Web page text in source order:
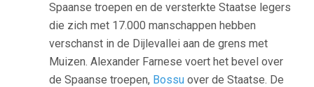
Spaanse troepen en de versterkte Staatse legers
die zich met 17.000 manschappen hebben
verschanst in de Dijlevallei aan de grens met
Muizen. Alexander Farnese voert het bevel over
de Spaanse troepen, Bossu over de Staatse. De